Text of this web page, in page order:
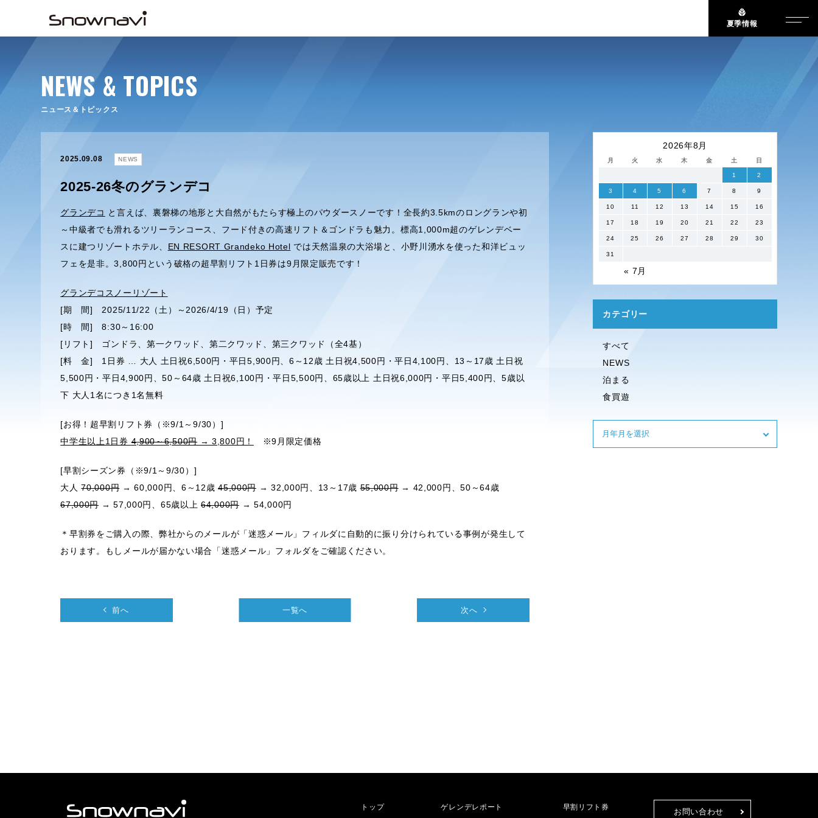
夏季情報
NEWS & TOPICS
ニュース＆トピックス
2025.09.08 NEWS
2025-26冬のグランデコ
グランデコ と言えば、裏磐梯の地形と大自然がもたらす極上のパウダースノーです！全長約3.5kmのロングランや初
～中級者でも滑れるツリーランコース、フード付きの高速リフト＆ゴンドラも魅力。標高1,000m超のゲレンデベー
スに建つリゾートホテル、 EN RESORT Grandeko Hotel では天然温泉の大浴場と、小野川湧水を使った和洋ビュッ
フェを是非。3,800円という破格の超早割リフト1日券は9月限定販売です！
グランデコスノーリゾート
[期 間] 2025/11/22（土）～2026/4/19（日）予定
[時 間] 8:30～16:00
[リフト] ゴンドラ、第一クワッド、第二クワッド、第三クワッド（全4基）
[料 金] 1日券 … 大人 土日祝6,500円・平日5,900円、6～12歳 土日祝4,500円・平日4,100円、13～17歳 土日祝
5,500円・平日4,900円、50～64歳 土日祝6,100円・平日5,500円、65歳以上 土日祝6,000円・平日5,400円、5歳以
下 大人1名につき1名無料
[お得！超早割リフト券（※9/1～9/30）]
中学生以上1日券4,900～6,500円→ 3,800円！ ※9月限定価格
[早割シーズン券（※9/1～9/30）]
大人70,000円→ 60,000円、6～12歳45,000円 → 32,000円、13～17歳55,000円→ 42,000円、50～64歳
67,000円→ 57,000円、65歳以上64,000円→ 54,000円
＊早割券をご購入の際、弊社からのメールが「迷惑メール」フィルダに自動的に振り分けられている事例が発生して
おります。もしメールが届かない場合「迷惑メール」フォルダをご確認ください。
前へ 一覧へ 次へ
2026年8月
月 火 水 木 金 土 日
« 7月
1 2
3 4 5 6 7 8 9
10 11 12 13 14 15 16
17 18 19 20 21 22 23
24 25 26 27 28 29 30
31
カテゴリー
すべて
NEWS
泊まる
食買遊
トップ ゲレンデレポート 早割リフト券
お問い合わせ